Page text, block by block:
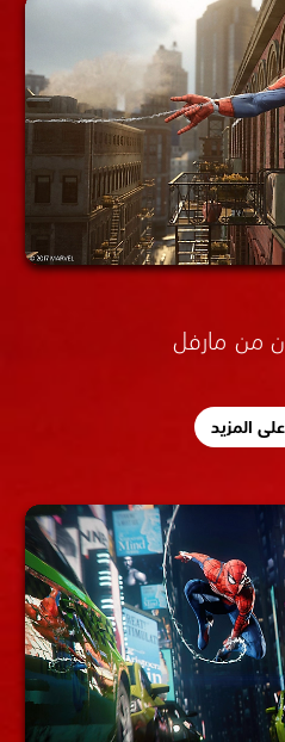
من مارفل
المزيد